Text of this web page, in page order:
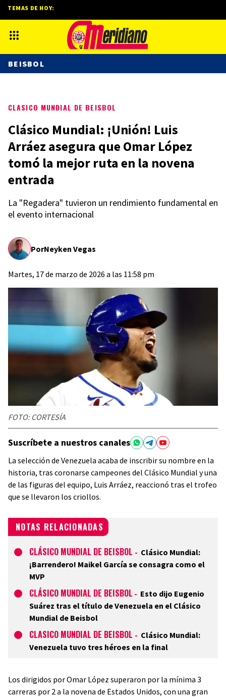
CLASICO MUNDIAL DE BEISBOL
Clásico Mundial: ¡Unión! Luis
Arráez asegura que Omar López
tomó la mejor ruta en la novena
entrada
La "Regadera" tuvieron un rendimiento fundamental en
el evento internacional
PorNeyken Vegas
Martes, 17 de marzo de 2026 a las 11:58 pm
FOTO: CORTESÍA
Suscríbete a nuestros canales
La selección de Venezuela acaba de inscribir su nombre en la
historia, tras coronarse campeones del Clásico Mundial y una
de las figuras del equipo, Luis Arráez, reaccionó tras el trofeo
que se llevaron los criollos.
NOTAS RELACIONADAS
CLÁSICO MUNDIAL DE BEISBOL - Clásico Mundial:
¡Barrendero! Maikel García se consagra como el
MVP
CLÁSICO MUNDIAL DE BEISBOL - Esto dijo Eugenio
Suárez tras el título de Venezuela en el Clásico
Mundial de Beisbol
CLASICO MUNDIAL DE BEISBOL - Clásico Mundial:
Venezuela tuvo tres héroes en la final
Los dirigidos por Omar López superaron por la mínima 3
carreras por 2 a la novena de Estados Unidos, con una gran
TEMAS DE HOY:
BEISBOL